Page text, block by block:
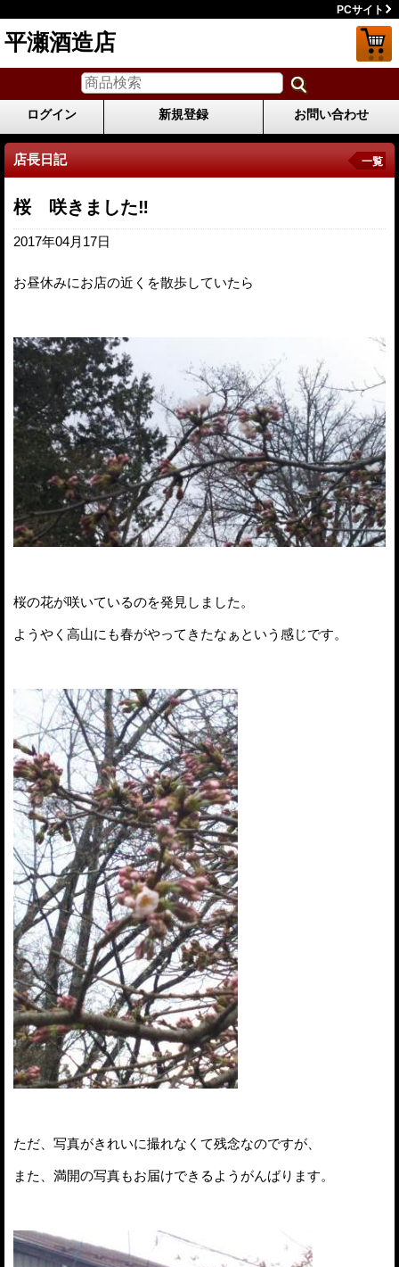
PCサイト
平瀬酒造店
ログイン 新規登録 お問い合わせ
店長日記 一覧
桜 咲きました‼
2017年04月17日
お昼休みにお店の近くを散歩していたら
桜の花が咲いているのを発見しました。
ようやく高山にも春がやってきたなぁという感じです。
ただ、写真がきれいに撮れなくて残念なのですが、
また、満開の写真もお届けできるようがんばります。